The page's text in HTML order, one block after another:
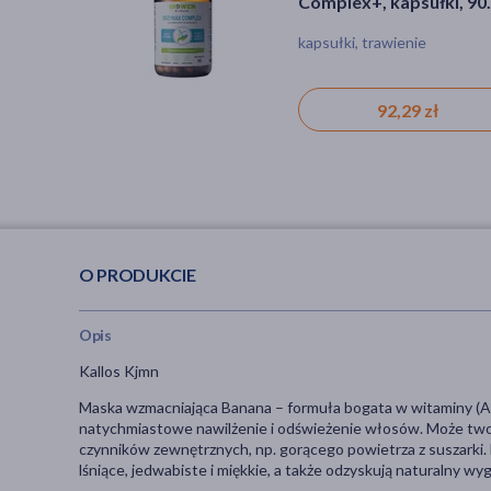
kapsułki, trawienie
92,29 zł
O PRODUKCIE
Opis
Kallos Kjmn
Maska wzmacniająca Banana – formuła bogata w witaminy
natychmiastowe nawilżenie i odświeżenie włosów. Może
czynników zewnętrznych, np. gorącego powietrza z
lśniące, jedwabiste i miękkie, a także odzyskują naturalny